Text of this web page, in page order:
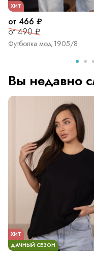
ХИТ
от 466 ₽
от 490 ₽
Футболка мод.1905/8
Вы недавно
ДАЧНЫЙ СЕЗОН
ХИТ